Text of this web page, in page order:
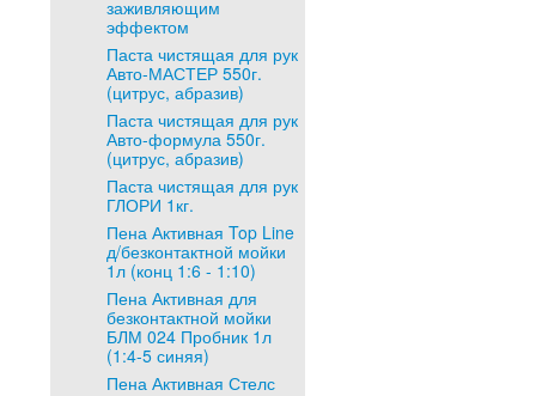
заживляющим
эффектом
Паста чистящая для рук
Авто-МАСТЕР 550г.
(цитрус, абразив)
Паста чистящая для рук
Авто-формула 550г.
(цитрус, абразив)
Паста чистящая для рук
ГЛОРИ 1кг.
Пена Активная Top Line
д/безконтактной мойки
1л (конц 1:6 - 1:10)
Пена Активная для
безконтактной мойки
БЛМ 024 Пробник 1л
(1:4-5 синяя)
Пена Активная Стелс